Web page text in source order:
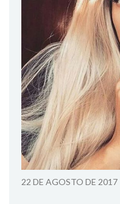
22 DE AGOSTO DE 2017